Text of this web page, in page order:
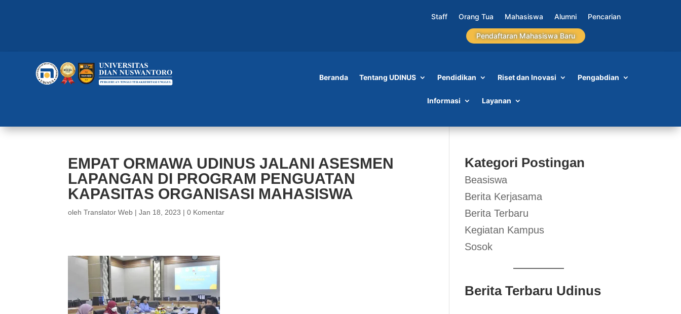
Staff Orang Tua Mahasiswa Alumni Pencarian
Pendaftaran Mahasiswa Baru
Beranda Tentang UDINUS Pendidikan Riset dan Inovasi Pengabdian
Informasi Layanan
EMPAT ORMAWA UDINUS JALANI ASESMEN
LAPANGAN DI PROGRAM PENGUATAN
KAPASITAS ORGANISASI MAHASISWA
olehTranslator Web |Jan 18, 2023 |0 Komentar
Kategori Postingan
Beasiswa
Berita Kerjasama
Berita Terbaru
Kegiatan Kampus
Sosok
Berita Terbaru Udinus